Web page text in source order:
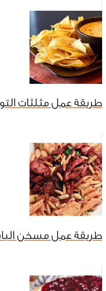
طريقة عمل مثلثات
طريقة عمل مسخن